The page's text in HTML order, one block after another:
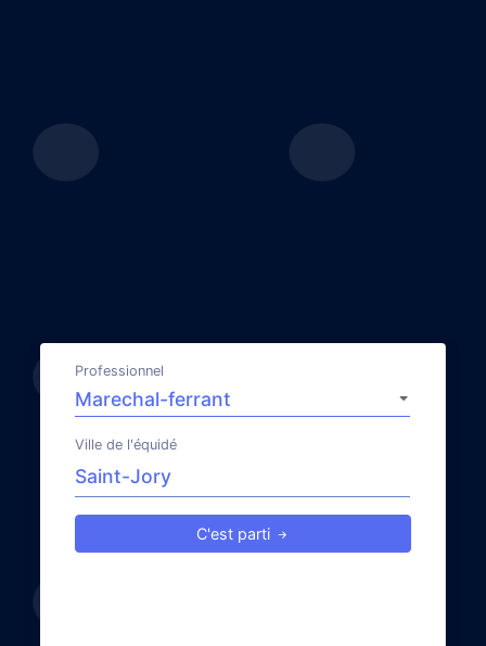
Professionnel
Ville de l'équidé
C'est parti